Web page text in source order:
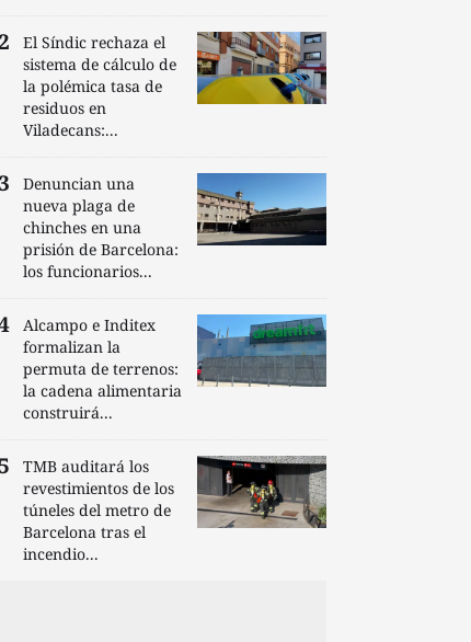
El Síndic rechaza el
sistema de cálculo de
la polémica tasa de
residuos en
Viladecans:...
Denuncian una
nueva plaga de
chinches en una
prisión de Barcelona:
los funcionarios...
Alcampo e Inditex
formalizan la
permuta de terrenos:
la cadena alimentaria
construirá...
TMB auditará los
revestimientos de los
túneles del metro de
Barcelona tras el
incendio...